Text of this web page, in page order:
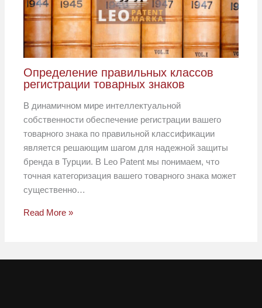
Определение правильных классов
регистрации товарных знаков
В динамичном мире интеллектуальной
собственности обеспечение регистрации вашего
товарного знака по правильной классификации
является решающим шагом для надежной защиты
бренда в Турции. В Leo Patent мы понимаем, что
точная категоризация вашего товарного знака может
существенно…
Read More »